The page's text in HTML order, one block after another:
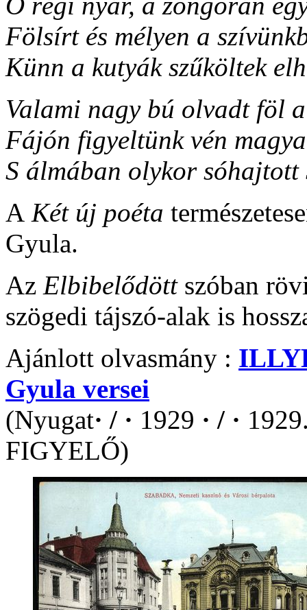
Fölsírt és mélyen a
Künn a kutyák szűköltek
Valami nagy bú olvadt föl
Fájón figyeltünk vén
S álmában olykor sóhajtott
A Két új poéta
Gyula.
Az Elbibelődött szóban
szögedi tájszó-alak is
Ajánlott olvasmány :
Gyula versei
(Nyugat· / · 1929 · / ·
FIGYELŐ)